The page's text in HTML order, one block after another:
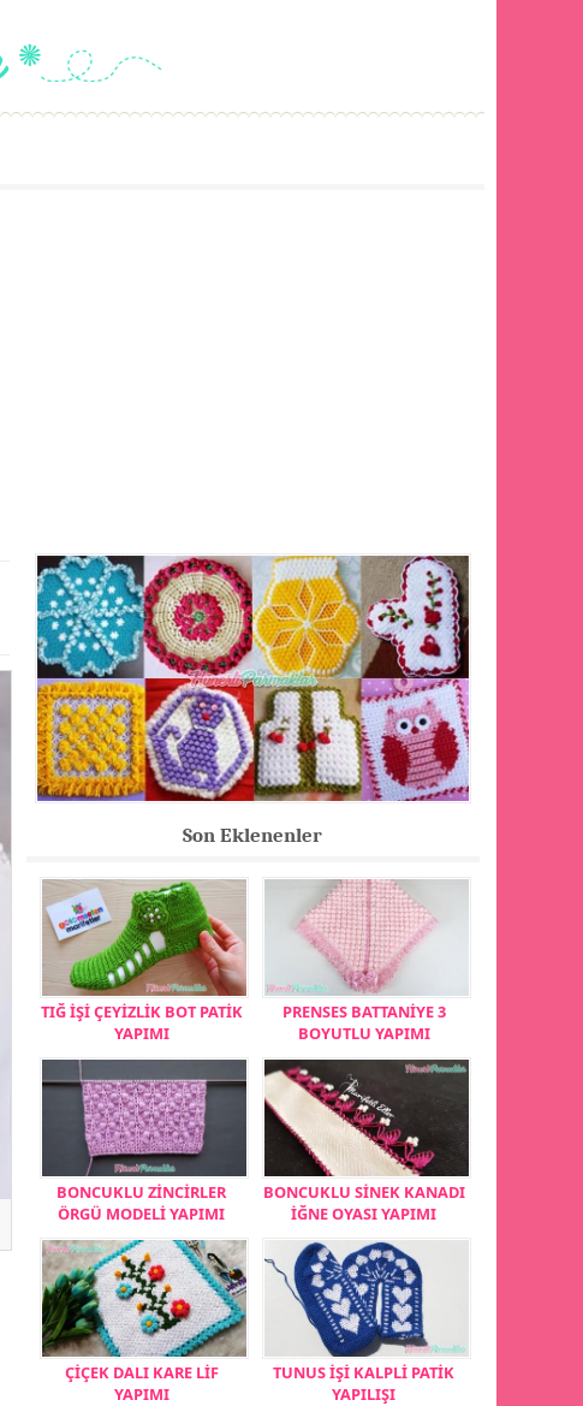
Son Eklenenler
TIĞ İŞİ ÇEYİZLİK BOT PATİK
YAPIMI
PRENSES BATTANİYE 3
BOYUTLU YAPIMI
BONCUKLU ZİNCİRLER
ÖRGÜ MODELİ YAPIMI
BONCUKLU SİNEK KANADI
İĞNE OYASI YAPIMI
ÇİÇEK DALI KARE LİF
YAPIMI
TUNUS İŞİ KALPLİ PATİK
YAPILIŞI